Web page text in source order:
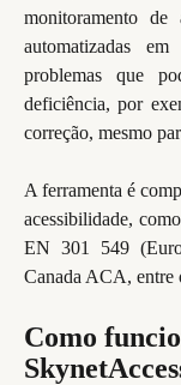
monitoramento de
automatizadas
problemas que
deficiência, por
correção, mesmo
A ferramenta é
acessibilidade,
EN 301 549
Canada ACA, entre
Como